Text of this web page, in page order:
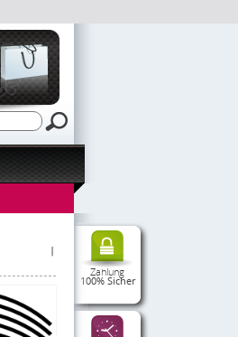
Zahlung
100% Sicher
|